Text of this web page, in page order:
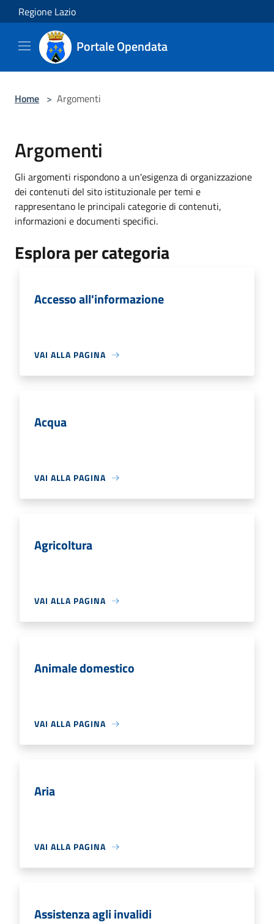
Salta al contenuto principale
Regione Lazio
Portale Opendata
Home > Argomenti
Argomenti
Gli argomenti rispondono a un'esigenza di organizzazione
dei contenuti del sito istituzionale per temi e
rappresentano le principali categorie di contenuti,
informazioni e documenti specifici.
Esplora per categoria
Accesso all'informazione
VAI ALLA PAGINA
Acqua
VAI ALLA PAGINA
Agricoltura
VAI ALLA PAGINA
Animale domestico
VAI ALLA PAGINA
Aria
VAI ALLA PAGINA
Assistenza agli invalidi